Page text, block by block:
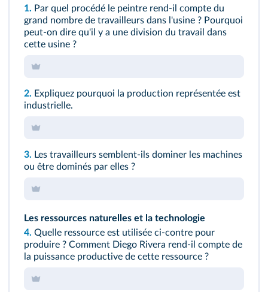
1. Par quel procédé le peintre rend-il compte du
grand nombre de travailleurs dans l'usine ? Pourquoi
peut-on dire qu'il y a une division du travail dans
cette usine ?
2. Expliquez pourquoi la production représentée est
industrielle.
3. Les travailleurs semblent-ils dominer les machines
ou être dominés par elles ?
Les ressources naturelles et la technologie
4. Quelle ressource est utilisée ci-contre pour
produire ? Comment Diego Rivera rend-il compte de
la puissance productive de cette ressource ?